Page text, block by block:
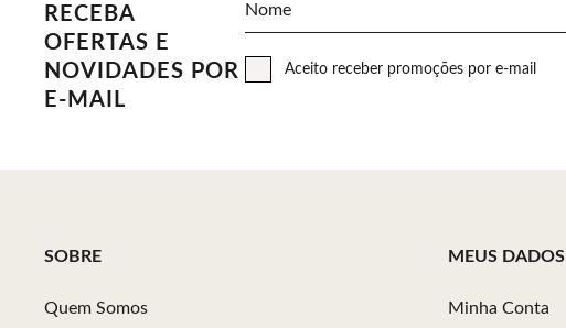
RECEBA
OFERTAS E
NOVIDADES POR
E-MAIL
Nome
Aceito receber promoções por e-mail
SOBRE
Quem Somos
MEUS DADOS
Minha Conta